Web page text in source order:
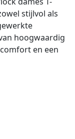
stijlvol als
hoogwaardig
en een